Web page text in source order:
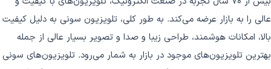
عالی را به بازار عرضه می‌کند. به طور کلی، تلویزیون سونی به دلیل کیفیت
بالا، امکانات هوشمند، طراحی زیبا و صدا و تصویر بسیار عالی از جمله
بهترین تلویزیون‌های موجود در بازار به شمار می‌رود. تلویزیون‌های سونی